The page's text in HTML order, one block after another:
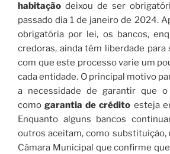
habitação deixou de ser
passado dia 1 de janeiro de 2024.
obrigatória por lei, os bancos,
credoras, ainda têm liberdade para
com que este processo varie um
cada entidade. O principal motivo
a necessidade de garantir que
comogarantia de crédito esteja
Enquanto alguns bancos
outros aceitam, como substituição,
Câmara Municipal que confirme